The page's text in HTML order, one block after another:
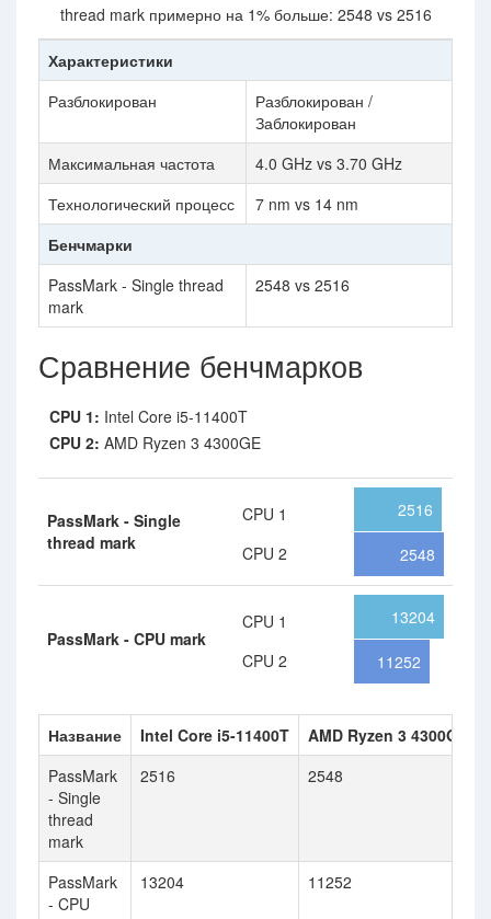
thread mark примерно на 1% больше: 2548 vs 2516
Характеристики
Разблокирован
Разблокирован /
Заблокирован
Максимальная частота
4.0 GHz vs 3.70 GHz
Технологический процесс
7 nm vs 14 nm
Бенчмарки
PassMark - Single thread
mark
2548 vs 2516
Сравнение бенчмарков
CPU 1: Intel Core i5-11400T
CPU 2: AMD Ryzen 3 4300GE
PassMark - Single
thread mark
CPU 1
CPU 2
2516
2548
PassMark - CPU mark
CPU 1
CPU 2
13204
11252
Название Intel Core i5-11400T
AMD Ryzen 3 4300GE
PassMark
- Single
thread
mark
2516 2548
PassMark
- CPU
13204 11252